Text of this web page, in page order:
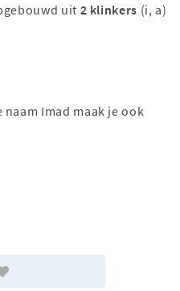
uit 2 klinkers (i, a)
Imad maak je ook